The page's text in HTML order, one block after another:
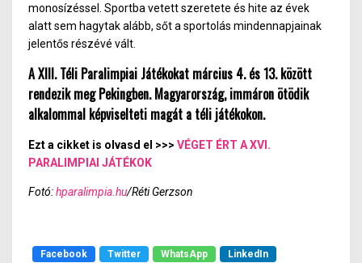
monosízéssel. Sportba vetett szeretete és hite az évek
alatt sem hagytak alább, sőt a sportolás mindennapjainak
jelentős részévé vált.
A XIII. Téli Paralimpiai Játékokat március 4. és 13. között
rendezik meg Pekingben. Magyarország, immáron ötödik
alkalommal képviselteti magát a téli játékokon.
Ezt a cikket is olvasd el >>> VÉGET ÉRT A XVI.
PARALIMPIAI JÁTÉKOK
Fotó:hparalimpia.hu/Réti Gerzson
Facebook Twitter WhatsApp LinkedIn